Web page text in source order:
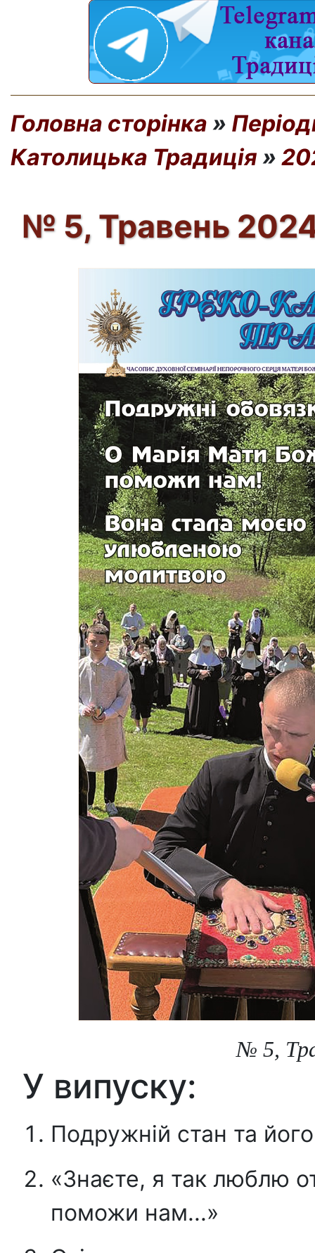
Головна сторінка »
Католицька Традиція »
№ 5, Травень
№ 5,
У випуску:
Подружній стан та його
«Знаєте, я так люблю
поможи нам...»